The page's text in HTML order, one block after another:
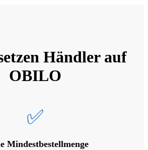
Händler auf
OBILO
✅
Mindestbestellmenge